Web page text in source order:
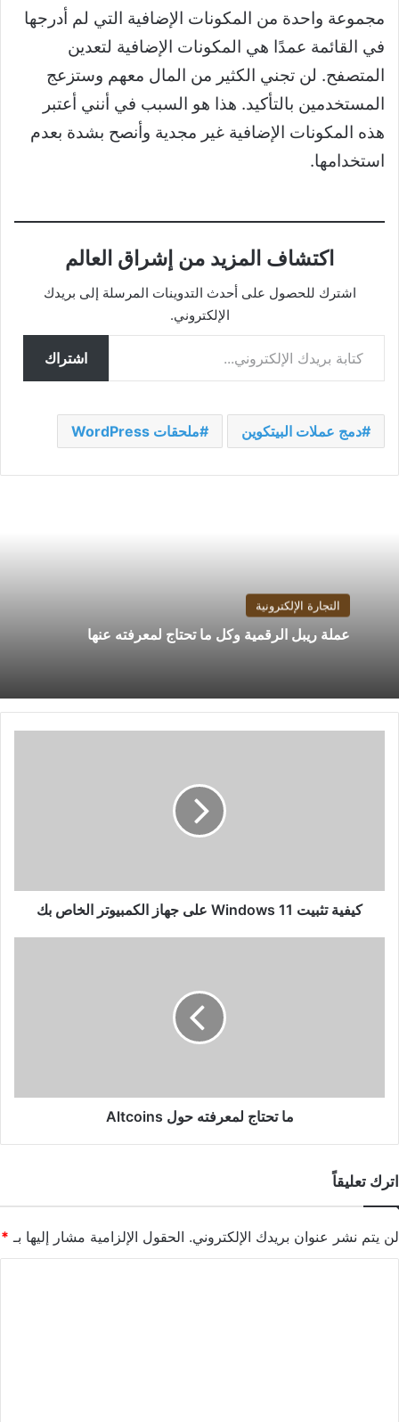
مجموعة واحدة من المكونات الإضافية التي لم أدرجها
في القائمة عمدًا هي المكونات الإضافية لتعدين
المتصفح. لن تجني الكثير من المال معهم وستزعج
المستخدمين بالتأكيد. هذا هو السبب في أنني أعتبر
هذه المكونات الإضافية غير مجدية وأنصح بشدة بعدم
استخدامها.
اكتشاف المزيد من إشراق العالم
اشترك للحصول على أحدث التدوينات المرسلة إلى بريدك
الإلكتروني.
كتابة بريدك الإلكتروني...
اشتراك
دمج عملات البيتكوين ملحقات WordPress
التجارة الإلكترونية
عملة ريبل الرقمية وكل ما تحتاج لمعرفته عنها
بك
كيفية تثبيت Windows 11 على جهاز الكمبيوتر الخاص بك
ما تحتاج لمعرفته حول Altcoins
اترك تعليقاً
لن يتم نشر عنوان بريدك الإلكتروني. الحقول الإلزامية مشار إليها بـ *